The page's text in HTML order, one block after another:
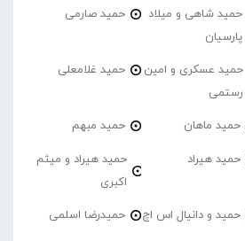
حمید شاهی و میلاد
پارسیان
حمید صارمی
حمید عسکری و امین
رستمی
حمید غلامعلی
حمید ماهان حمید مبهم
حمید هیراد
حمید هیراد و میثم
اکبری
حمید و دانیال اس اچ حمیدرضا اسلمی